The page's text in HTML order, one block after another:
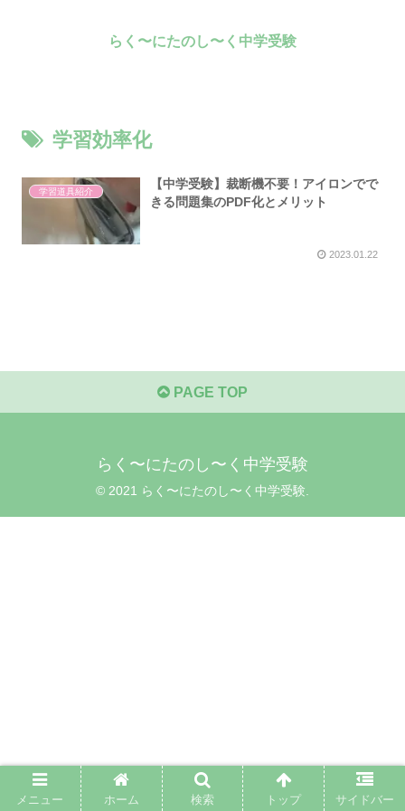
らく〜にたのし〜く中学受験
学習効率化
学習道具紹介
【中学受験】裁断機不要！アイロンでで
きる問題集のPDF化とメリット
2023.01.22
PAGE TOP
らく〜にたのし〜く中学受験
© 2021 らく〜にたのし〜く中学受験.
メニュー ホーム 検索 トップ サイドバー